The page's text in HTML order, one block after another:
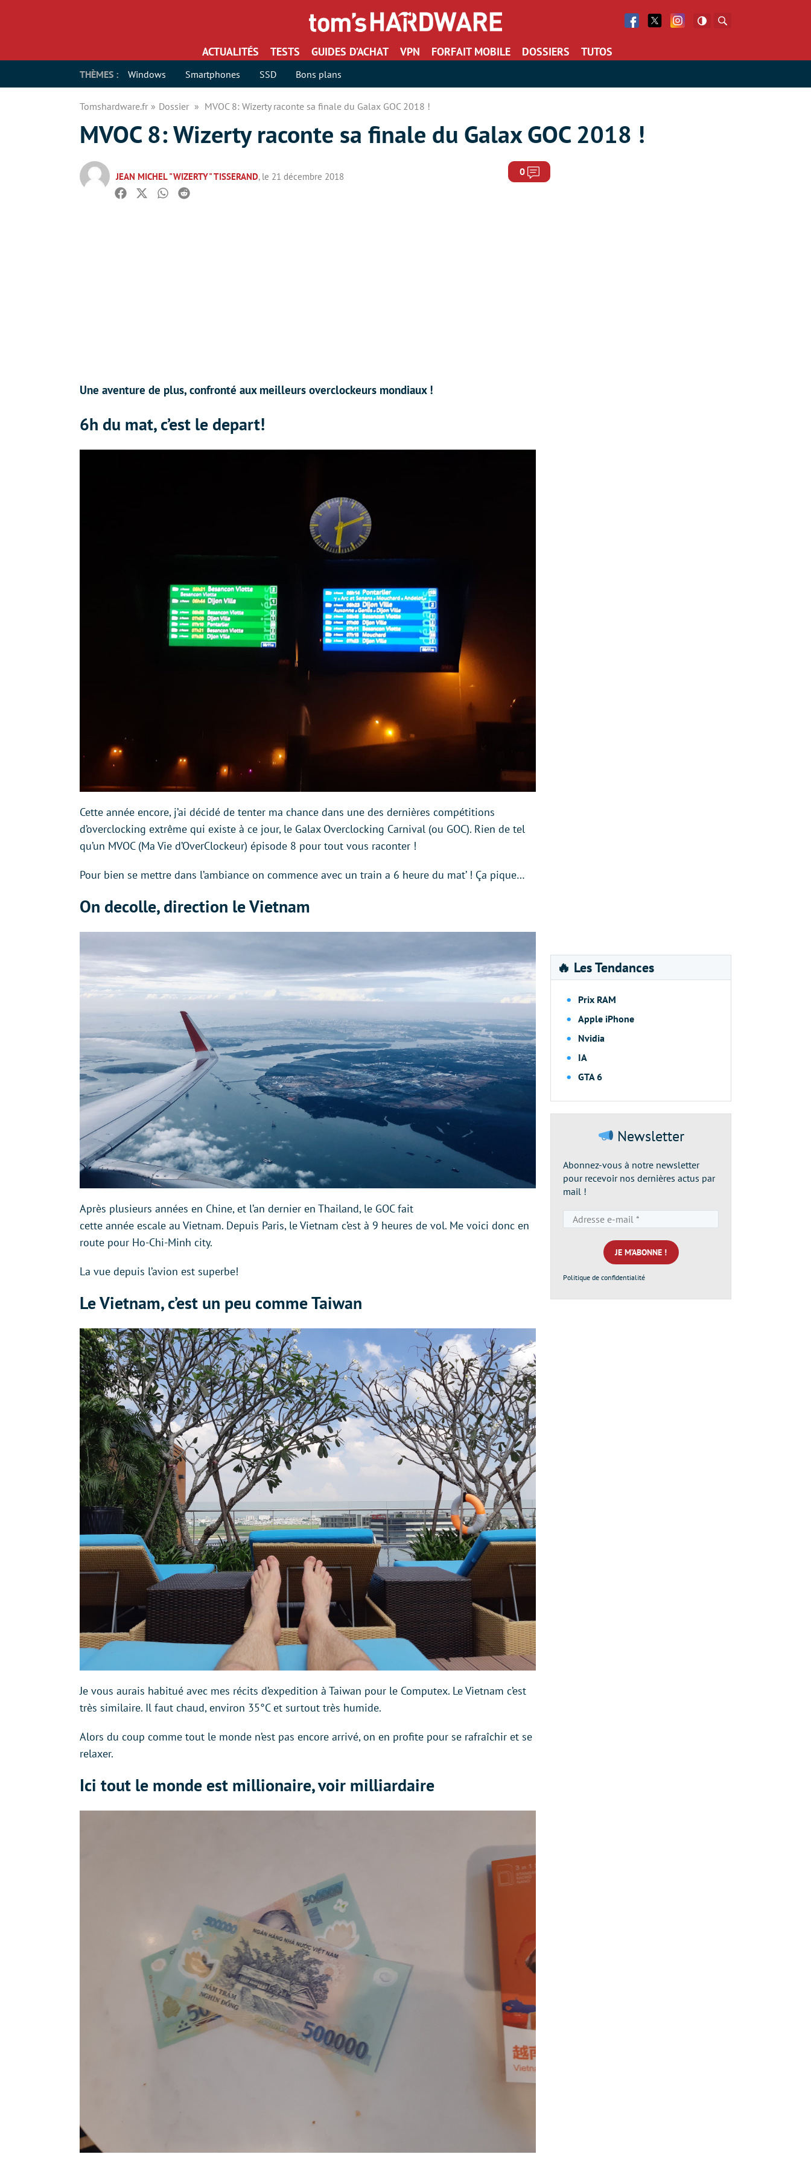
Facebook
Twitter Facebook
ACTUALITÉS TESTS GUIDES D’ACHAT VPN FORFAIT MOBILE DOSSIERS TUTOS
THÈMES : Windows Smartphones SSD Bons plans
Tomshardware.fr Dossier MVOC 8: Wizerty raconte sa finale du Galax GOC 2018 !
MVOC 8: Wizerty raconte sa finale du Galax GOC 2018 !
JEAN MICHEL "WIZERTY" TISSERAND, le 21 décembre 2018 0 Commentaires
Facebook
TwitterWhatsapp
Reddit
Une aventure de plus, confronté aux meilleurs overclockeurs mondiaux !
6h du mat, c’est le depart!
Cette année encore, j’ai décidé de tenter ma chance dans une des dernières compétitions
d’overclocking extrême qui existe à ce jour, le Galax Overclocking Carnival (ou GOC). Rien de tel
qu’un MVOC (Ma Vie d’OverClockeur) épisode 8 pour tout vous raconter !
Pour bien se mettre dans l’ambiance on commence avec un train a 6 heure du mat’ ! Ça pique…
On decolle, direction le Vietnam
Après plusieurs années en Chine, et l’an dernier en Thailand, le GOC fait
cette année escale au Vietnam. Depuis Paris, le Vietnam c’est à 9 heures de vol. Me voici donc en
route pour Ho-Chi-Minh city.
La vue depuis l’avion est superbe!
Le Vietnam, c’est un peu comme Taiwan
Je vous aurais habitué avec mes récits d’expedition à Taiwan pour le Computex. Le Vietnam c’est
très similaire. Il faut chaud, environ 35°C et surtout très humide.
Alors du coup comme tout le monde n’est pas encore arrivé, on en profite pour se rafraîchir et se
relaxer.
Ici tout le monde est millionaire, voir milliardaire
🔥 Les Tendances
Prix RAM
Apple iPhone
Nvidia
IA
GTA 6
Newsletter
Abonnez-vous à notre newsletter
pour recevoir nos dernières actus par
mail !
e-
mail
*
Politique de confidentialité